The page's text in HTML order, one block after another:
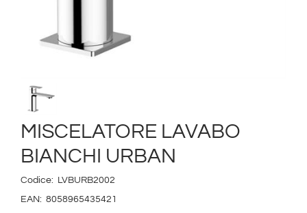
MISCELATORE LAVABO
BIANCHI URBAN
Codice:
LVBURB2002
EAN: 8058965435421